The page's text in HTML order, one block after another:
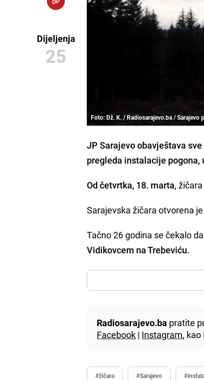
Dijeljenja
25
Foto: Dž. K. / Radiosarajevo.ba / Sarajevo
JP Sarajevo obavještava
pregleda instalacije pogona,
Od četvrtka, 18. marta,
Sarajevska žičara otvorena
Tačno 26 godina se čekalo
Vidikovcem na Trebeviću.
Radiosarajevo.ba pratite
Facebook | Instagram,
#žičara #Sarajevo